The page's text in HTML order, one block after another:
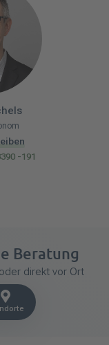
-191
Beratung
direkt vor Ort